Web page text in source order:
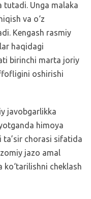
tutadi. Unga malaka
va o‘z
Kengash rasmiy
haqidagi
birinchi marta joriy
oshirishi
javobgarlikka
himoya
chorasi sifatida
jazo amal
ko‘tarilishni cheklash